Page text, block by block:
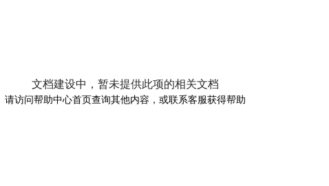
文档建设中，暂未提供此项的相关文档
请访问帮助中心首页查询其他内容，或联系客服获得帮助